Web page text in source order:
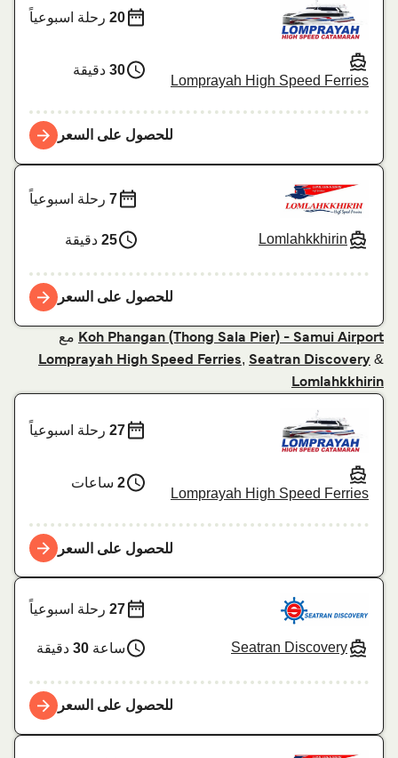
Lomprayah High Speed Ferries
20رحلة اسبوعياً
30دقيقة
للحصول على السعر
Lomlahkkhirin
7رحلة اسبوعياً
25دقيقة
للحصول على السعر
Koh Phangan (Thong Sala Pier) - Samui Airportمع
Lomprayah High Speed Ferries,Seatran Discovery
Lomlahkkhirin
Lomprayah High Speed Ferries
27رحلة اسبوعياً
2 ساعات
للحصول على السعر
Seatran Discovery
27رحلة اسبوعياً
ساعة30دقيقة
للحصول على السعر